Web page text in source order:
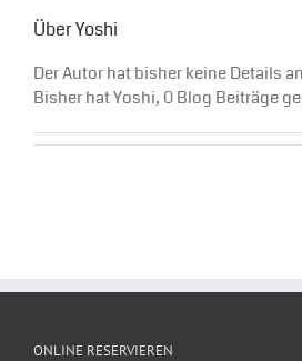
ÜberYoshi
Der Autor hat bisher keine Details
Bisher hat Yoshi, 0 Blog Beiträge
ONLINE RESERVIEREN